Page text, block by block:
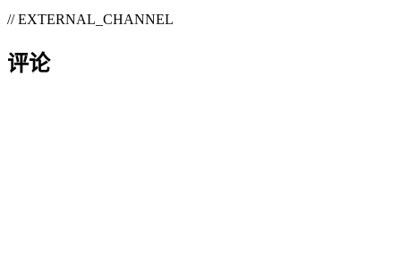
// EXTERNAL_CHANNEL
评论